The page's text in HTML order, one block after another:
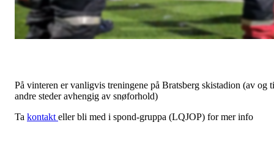
På vinteren er vanligvis treningene på Bratsberg skistadion (av og
andre steder avhengig av snøforhold)
Ta kontakt eller bli med i spond-gruppa (LQJOP) for mer info